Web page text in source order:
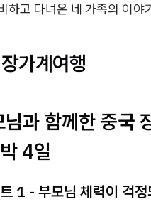
하고 다녀온 네 가족의 이야
가계여행
과 함께한 중국
4일
1 - 부모님 체력이 걱